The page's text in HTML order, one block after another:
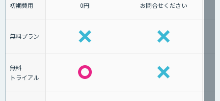
初期費用 0円 お問合せください
無料プラン
無料
トライアル